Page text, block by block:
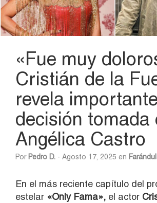
«Fue muy
Cristián de la
revela importante
decisión tomada
Angélica Castro
Por Pedro D. - Agosto 17, 2025 en
En el más reciente capítulo del
estelar «Only Fama», el actor